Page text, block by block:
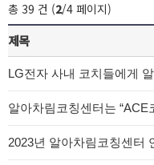
총 39 건 (2/4 페이지)
제목
LG전자 사내 코치들에게
2023년 알아차림코칭센터